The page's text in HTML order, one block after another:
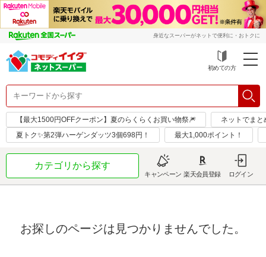
身近なスーパーがネットで便利に・おトクに
初めての方
【最大1500円OFFクーポン】夏のらくらくお買い物祭🎆
ネットでまと
夏トク✨第2弾ハーゲンダッツ3個698円！
最大1,000ポイント！
カテゴリから探す
キャンペーン 楽天会員登録 ログイン
お探しのページは見つかりませんでした。